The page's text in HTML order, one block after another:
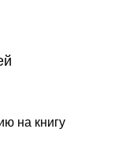
на книгу